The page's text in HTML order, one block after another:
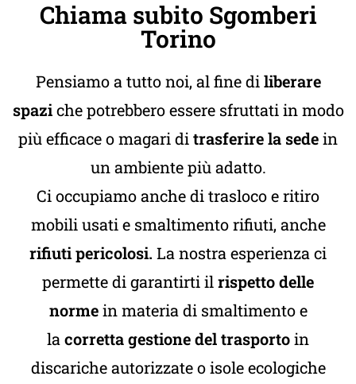
Chiama subito Sgomberi
Torino
Pensiamo a tutto noi, al fine diliberare
spaziche potrebbero essere sfruttati in modo
più efficace o magari ditrasferire la sedein
un ambiente più adatto.
Ci occupiamo anche di trasloco e ritiro
mobili usati e smaltimento rifiuti, anche
rifiuti pericolosi. La nostra esperienza ci
permette di garantirti ilrispetto delle
normein materia di smaltimento e
la corretta gestione del trasportoin
discariche autorizzate o isole ecologiche